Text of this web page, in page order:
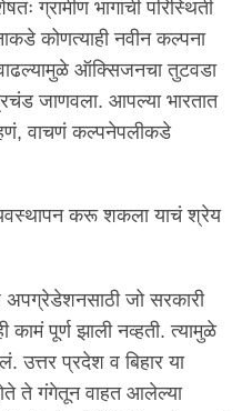
ग्रामीण भागाची परिस्थिती
कोणत्याही नवीन कल्पना
ऑक्सिजनचा तुटवडा
जाणवला. आपल्या भारतात
वाचणं कल्पनेपलीकडे
करू शकला याचं श्रेय
जो सरकारी
कामं पूर्ण झाली नव्हती. त्यामुळे
उत्तर प्रदेश व बिहार या
ते गंगेतून वाहत आलेल्या